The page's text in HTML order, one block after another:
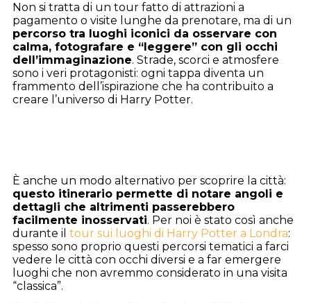
Non si tratta di un tour fatto di attrazioni a
pagamento o visite lunghe da prenotare, ma di un
percorso tra luoghi iconici da osservare con
calma, fotografare e “leggere” con gli occhi
dell’immaginazione. Strade, scorci e atmosfere
sono i veri protagonisti: ogni tappa diventa un
frammento dell’ispirazione che ha contribuito a
creare l’universo di Harry Potter.
È anche un modo alternativo per scoprire la città:
questo itinerario permette di notare angoli e
dettagli che altrimenti passerebbero
facilmente inosservati. Per noi è stato così anche
durante il tour sui luoghi di Harry Potter a Londra:
spesso sono proprio questi percorsi tematici a farci
vedere le città con occhi diversi e a far emergere
luoghi che non avremmo considerato in una visita
“classica”.